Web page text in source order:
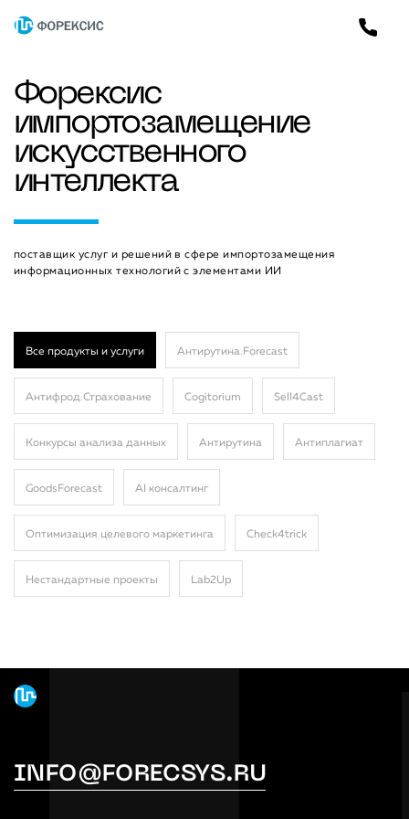
Форексис
импортозамещение
искусственного
интеллекта
поставщик услуг и решений в сфере импортозамещения
информационных технологий с элементами ИИ
Все продукты и услуги Антирутина.Forecast
Антифрод.Страхование Cogitorium Sell4Cast
Конкурсы анализа данных Антирутина Антиплагиат
GoodsForecast AI консалтинг
Оптимизация целевого маркетинга Сheck4trick
Нестандартные проекты Lab2Up
INFO@FORECSYS.RU